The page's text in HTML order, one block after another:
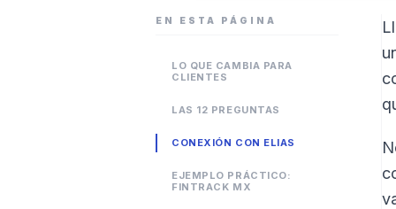
EN ESTA PÁGINA
LO QUE CAMBIA PARA
CLIENTES
LAS 12 PREGUNTAS
CONEXIÓN CON ELIAS
EJEMPLO PRÁCTICO:
FINTRACK MX